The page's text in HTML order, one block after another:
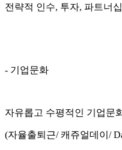
전략적 인수, 투자, 파트너
- 기업문화
자유롭고 수평적인 기업문
(자율출퇴근/ 캐쥬얼데이/